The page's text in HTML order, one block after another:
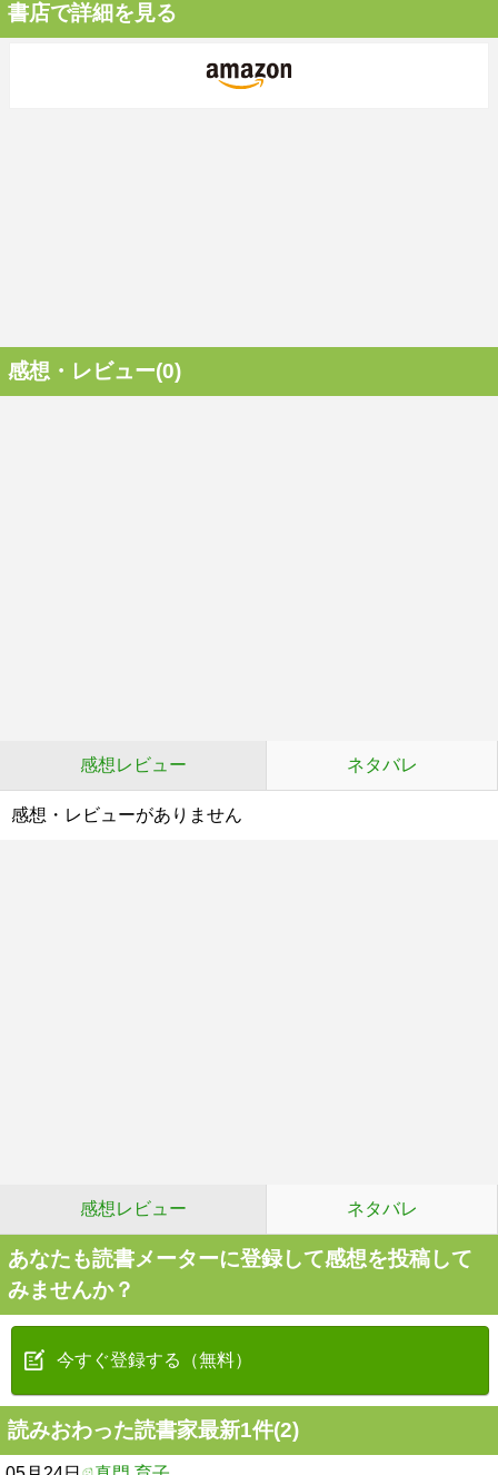
書店で詳細を見る
感想・レビュー(0)
感想レビュー ネタバレ
感想・レビューがありません
感想レビュー ネタバレ
あなたも読書メーターに登録して感想を投稿して
みませんか？
今すぐ登録する（無料）
読みおわった読書家最新1件(2)